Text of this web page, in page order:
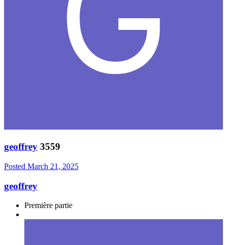
geoffrey 3559
Posted March 21, 2025
geoffrey
Première partie